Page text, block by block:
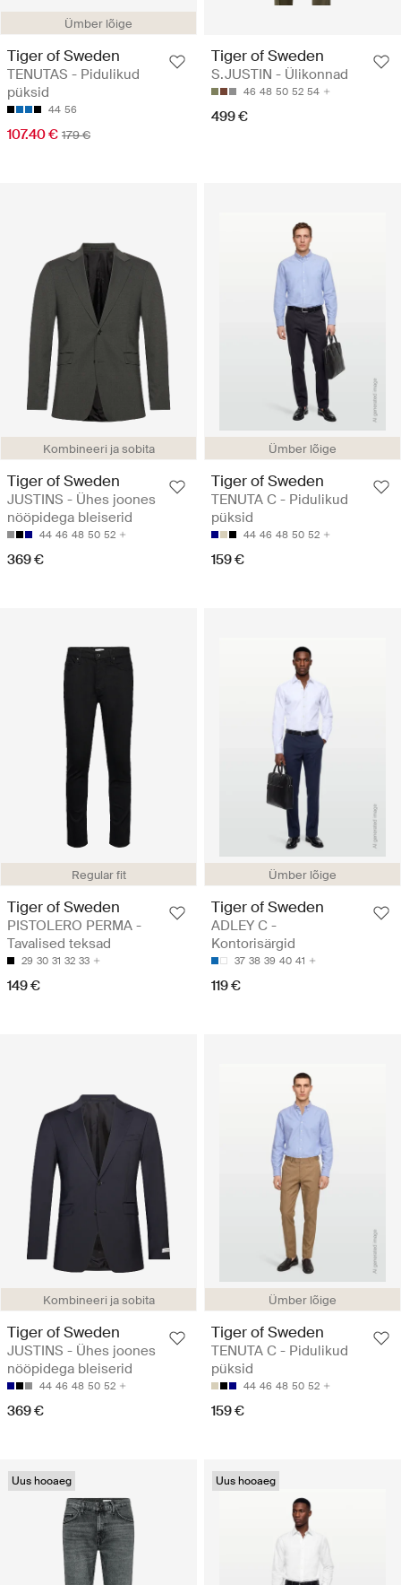
Ümber lõige
Tiger of Sweden
TENUTAS - Pidulikud
püksid
44 56
107.40 € 179 €
Tiger of Sweden
S.JUSTIN - Ülikonnad
46 48 50 52 54
499 €
Kombineeri ja sobita
Tiger of Sweden
JUSTINS - Ühes joones
nööpidega bleiserid
44 46 48 50 52
369 €
Ümber lõige
Tiger of Sweden
TENUTA C - Pidulikud
püksid
44 46 48 50 52
159 €
Regular fit
Tiger of Sweden
PISTOLERO PERMA -
Tavalised teksad
29 30 31 32 33
149 €
Ümber lõige
Tiger of Sweden
ADLEY C -
Kontorisärgid
37 38 39 40 41
119 €
Kombineeri ja sobita
Tiger of Sweden
JUSTINS - Ühes joones
nööpidega bleiserid
44 46 48 50 52
369 €
Ümber lõige
Tiger of Sweden
TENUTA C - Pidulikud
püksid
44 46 48 50 52
159 €
Uus hooaeg Uus hooaeg